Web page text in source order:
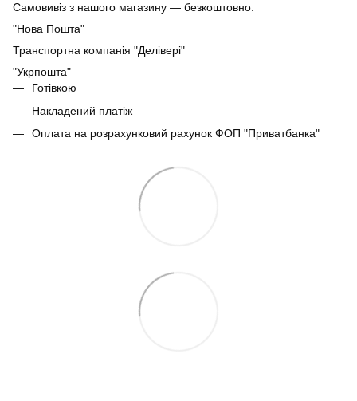
Самовивіз з нашого магазину — безкоштовно.
"Нова Пошта"
Транспортна компанія "Делівері"
"Укрпошта"
Готівкою
Накладений платіж
Оплата на розрахунковий рахунок ФОП "Приватбанка"